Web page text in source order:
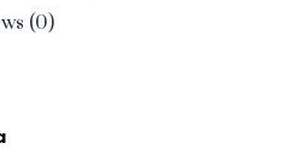
(0)